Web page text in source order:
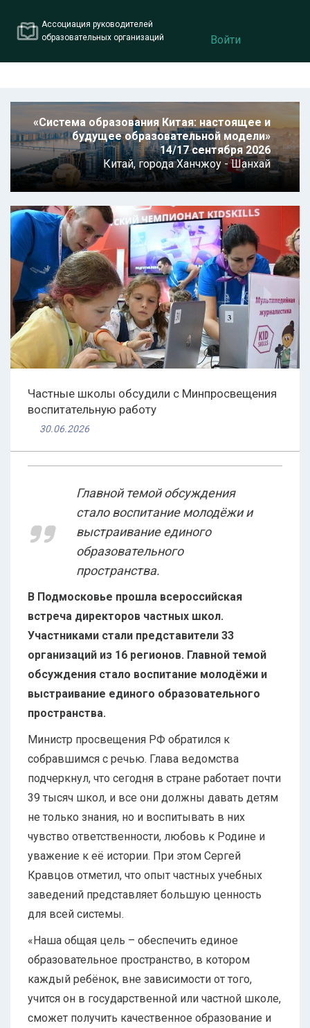
Ассоциация руководителей
образовательных организаций
Войти
«Система образования Китая: настоящее и
будущее образовательной модели»
14/17 сентября 2026
Китай,города Ханчжоу - Шанхай
Частные школы обсудили с Минпросвещения
воспитательную работу
30.06.2026
Главной темой обсуждения
стало воспитание молодёжи и
выстраивание единого
образовательного
пространства.
В Подмосковье прошла всероссийская
встреча директоров частных школ.
Участниками стали представители 33
организаций из 16 регионов. Главной темой
обсуждения стало воспитание молодёжи и
выстраивание единого образовательного
пространства.
Министр просвещения РФ обратился к
собравшимся с речью. Глава ведомства
подчеркнул, что сегодня в стране работает почти
39 тысяч школ, и все они должны давать детям
не только знания, но и воспитывать в них
чувство ответственности, любовь к Родине и
уважение к её истории. При этом Сергей
Кравцов отметил, что опыт частных учебных
заведений представляет большую ценность
для всей системы.
«Наша общая цель – обеспечить единое
образовательное пространство, в котором
каждый ребёнок, вне зависимости от того,
учится он в государственной или частной школе,
сможет получить качественное образование и